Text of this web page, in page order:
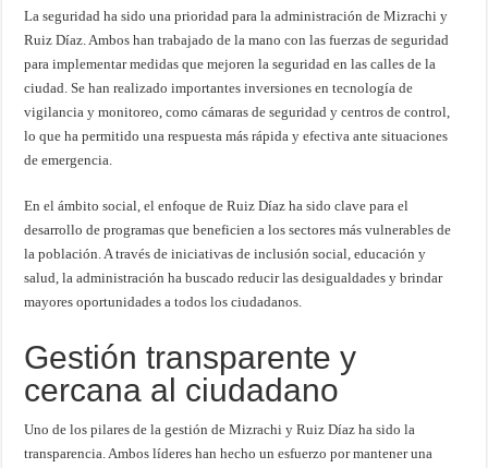
La seguridad ha sido una prioridad para la administración de Mizrachi y
Ruiz Díaz. Ambos han trabajado de la mano con las fuerzas de seguridad
para implementar medidas que mejoren la seguridad en las calles de la
ciudad. Se han realizado importantes inversiones en tecnología de
vigilancia y monitoreo, como cámaras de seguridad y centros de control,
lo que ha permitido una respuesta más rápida y efectiva ante situaciones
de emergencia.
En el ámbito social, el enfoque de Ruiz Díaz ha sido clave para el
desarrollo de programas que beneficien a los sectores más vulnerables de
la población. A través de iniciativas de inclusión social, educación y
salud, la administración ha buscado reducir las desigualdades y brindar
mayores oportunidades a todos los ciudadanos.
Gestión transparente y
cercana al ciudadano
Uno de los pilares de la gestión de Mizrachi y Ruiz Díaz ha sido la
transparencia. Ambos líderes han hecho un esfuerzo por mantener una